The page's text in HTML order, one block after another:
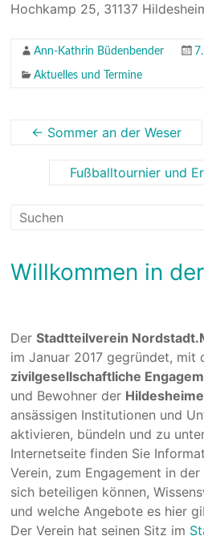
Hochkamp 25, 31137
Ann-Kathrin Büdenbender
Aktuelles und Termine
← Sommer an der Weser
Fußballtournier und
Willkommen in
DerStadtteilverein
im Januar 2017 gegründet, mit
zivilgesellschaftliche
und Bewohner der
ansässigen Institutionen und
aktivieren, bündeln und zu
Internetseite finden Sie
Verein, zum Engagement in
sich beteiligen können,
und welche Angebote es hier
Der Verein hat seinen Sitz im